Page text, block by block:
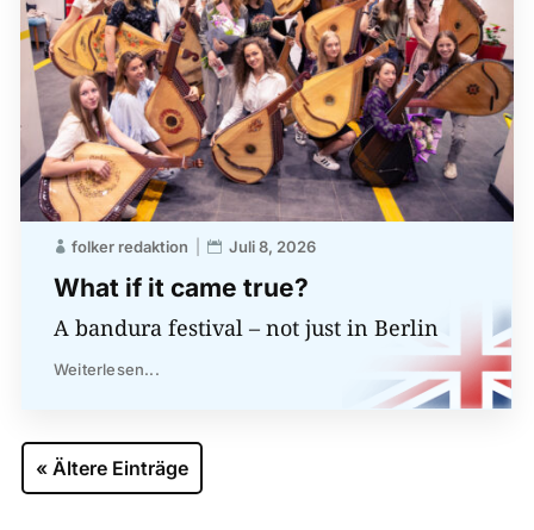
What if it came true?
folker redaktion Juli 8, 2026
A bandura festival – not just in Berlin
Weiterlesen...
« Ältere Einträge